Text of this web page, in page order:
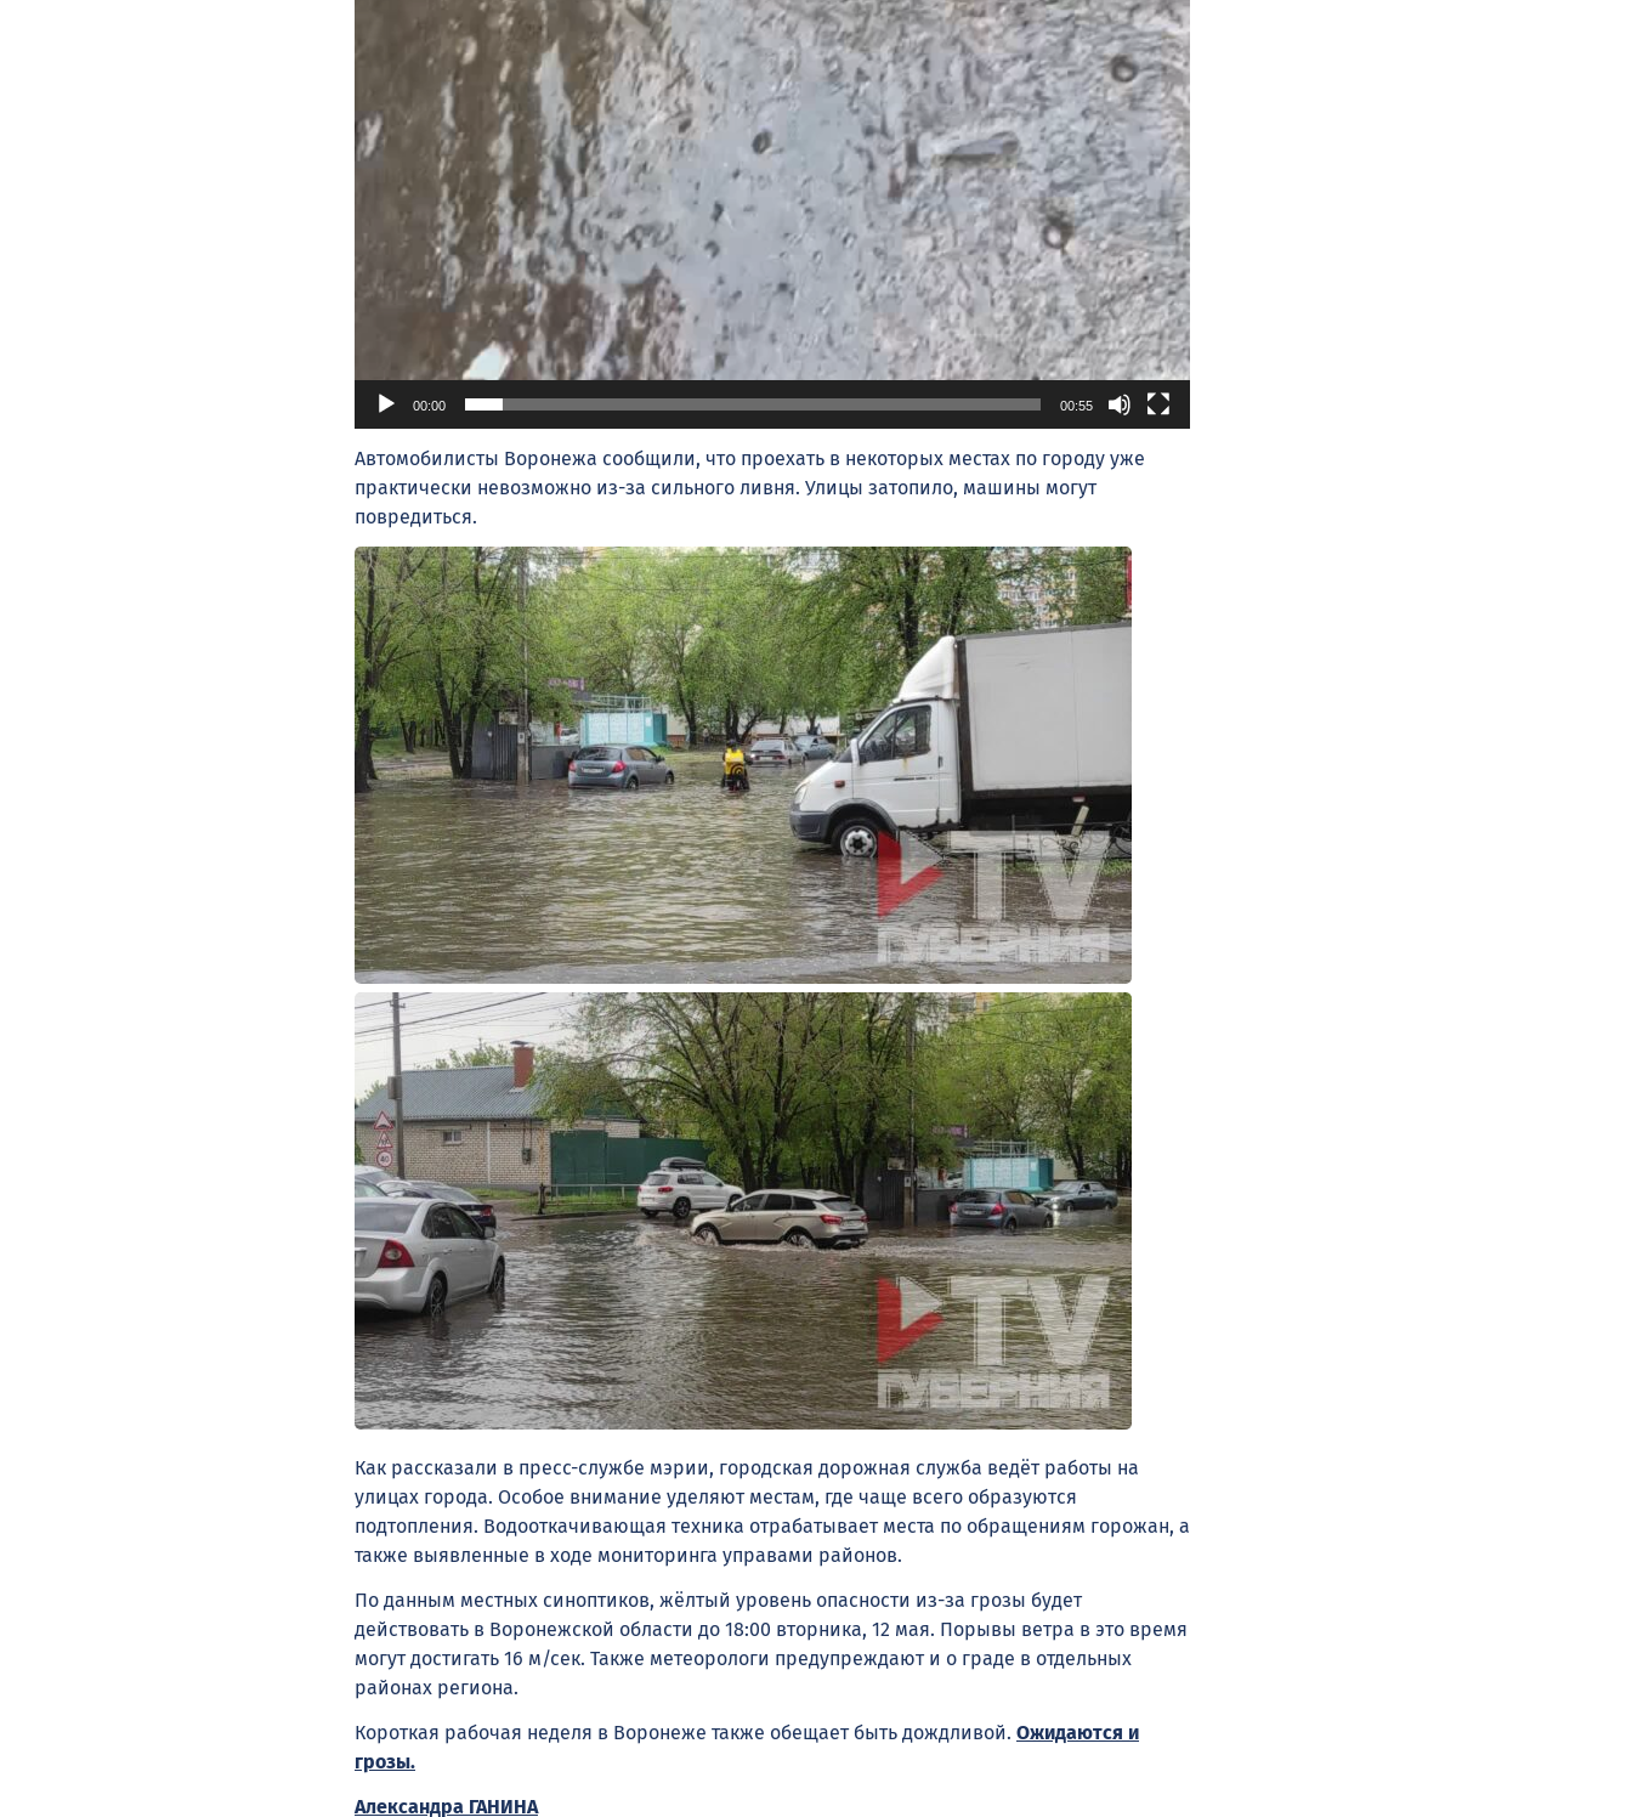
00:00 00:55
Автомобилисты Воронежа сообщили, что проехать в некоторых местах по городу уже
практически невозможно из-за сильного ливня. Улицы затопило, машины могут
повредиться.
Как рассказали в пресс-службе мэрии, городская дорожная служба ведёт работы на
улицах города. Особое внимание уделяют местам, где чаще всего образуются
подтопления. Водооткачивающая техника отрабатывает места по обращениям горожан, а
также выявленные в ходе мониторинга управами районов.
По данным местных синоптиков, жёлтый уровень опасности из-за грозы будет
действовать в Воронежской области до 18:00 вторника, 12 мая. Порывы ветра в это время
могут достигать 16 м/сек. Также метеорологи предупреждают и о граде в отдельных
районах региона.
Короткая рабочая неделя в Воронеже также обещает быть дождливой. Ожидаются и
грозы.
Александра ГАНИНА